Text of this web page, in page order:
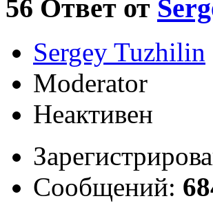
56 Ответ от
Sergey Tuzhilin
Moderator
Неактивен
Сообщений: